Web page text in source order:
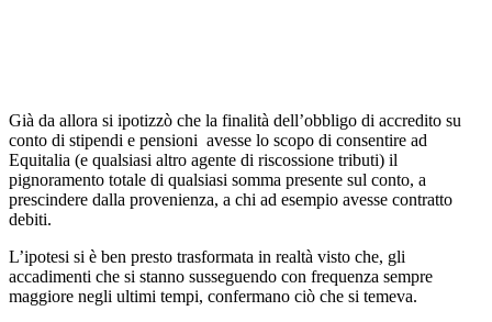
Già da allora si ipotizzò che la finalità dell’obbligo di accredito su
conto di stipendi e pensioni avesse lo scopo di consentire ad
Equitalia (e qualsiasi altro agente di riscossione tributi) il
pignoramento totale di qualsiasi somma presente sul conto, a
prescindere dalla provenienza, a chi ad esempio avesse contratto
debiti.
L’ipotesi si è ben presto trasformata in realtà visto che, gli
accadimenti che si stanno susseguendo con frequenza sempre
maggiore negli ultimi tempi, confermano ciò che si temeva.